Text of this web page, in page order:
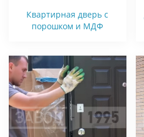
Квартирная дверь с
порошком и МДФ